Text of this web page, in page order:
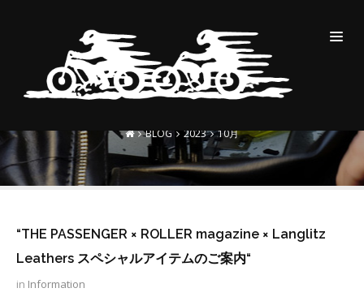
MONTHLY ARCHIVES:10月
2023
BLOG 2023 10月
“THE PASSENGER × ROLLER magazine × Langlitz
Leathers スペシャルアイテムのご案内“
in Information